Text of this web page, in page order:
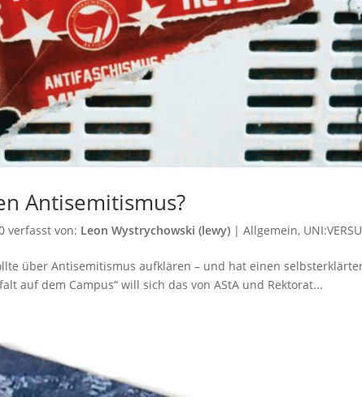
Antisemitismus?
verfasst von: Leon Wystrychowski (lewy) |Allgemein,
über Antisemitismus aufklären – und hat einen
auf dem Campus“ will sich das von AStA und Rektorat...